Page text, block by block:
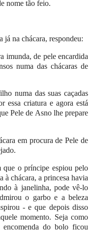
nome tão feio.
já na chácara, respondeu:
imunda, de pele encardida
numa das chácaras de
numa das suas caçadas
essa criatura e agora está
Pele de Asno lhe prepare
em procura de Pele de
que o príncipe espiou pelo
à chácara, a princesa havia
à janelinha, pode vê-lo
o garbo e a beleza
- e que depois disso
momento. Seja como
do bolo ficou